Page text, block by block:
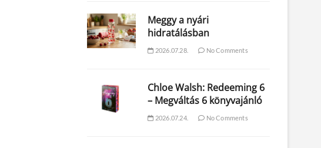
Meggy a nyári
hidratálásban
2026.07.28. No Comments
Chloe Walsh: Redeeming 6
– Megváltás 6 könyvajánló
2026.07.24. No Comments